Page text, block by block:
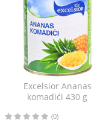
Excelsior Ananas
komadići 430 g
(0)